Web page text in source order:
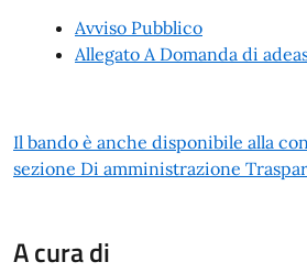
Avviso Pubblico
Allegato A Domanda di
Il bando è anche disponibile alla
sezione Di amministrazione
A cura di